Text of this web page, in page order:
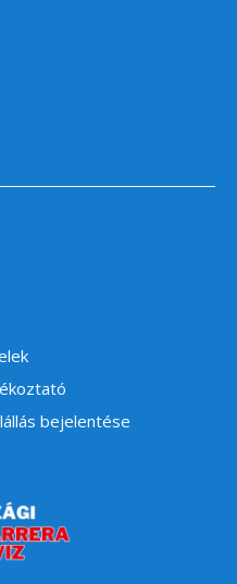
bejelentése